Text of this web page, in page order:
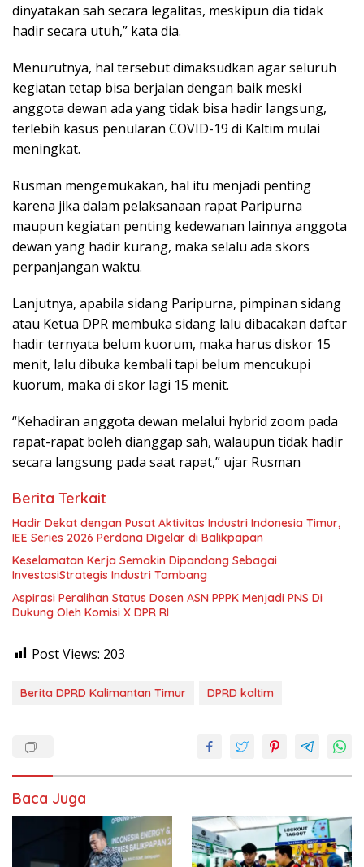
dinyatakan sah secara legalitas, meskipun dia tidak
hadir secara utuh,” kata dia.
Menurutnya, hal tersebut dimaksudkan agar seluruh
kegiatan tetap bisa berjalan dengan baik meski
anggota dewan ada yang tidak bisa hadir langsung,
terlebih kasus penularan COVID-19 di Kaltim mulai
meningkat.
Rusman mengemukakan, hal itu menjadi penting
karena jika dalam pelaksanaan rapat Paripurna
maupun kegiatan penting kedewanan lainnya anggota
dewan yang hadir kurang, maka selalu ada skors
perpanjangan waktu.
Lanjutnya, apabila sidang Paripurna, pimpinan sidang
atau Ketua DPR membuka sidang lalu dibacakan daftar
hadir ternyata belum kuorum, maka harus diskor 15
menit, lalu dibuka kembali tapi belum mencukupi
kuorum, maka di skor lagi 15 menit.
“Kehadiran anggota dewan melalui hybrid zoom pada
rapat-rapat boleh dianggap sah, walaupun tidak hadir
secara langsung pada saat rapat,” ujar Rusman
Berita Terkait
Hadir Dekat dengan Pusat Aktivitas Industri Indonesia Timur,
IEE Series 2026 Perdana Digelar di Balikpapan
Keselamatan Kerja Semakin Dipandang Sebagai
InvestasiStrategis Industri Tambang
Aspirasi Peralihan Status Dosen ASN PPPK Menjadi PNS Di
Dukung Oleh Komisi X DPR RI
Post Views: 203
Berita DPRD Kalimantan Timur DPRD kaltim
Baca Juga